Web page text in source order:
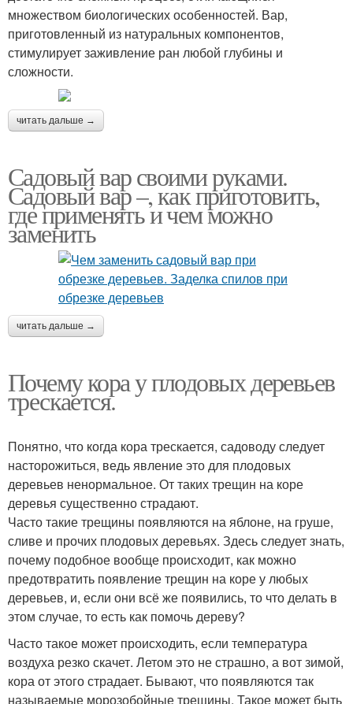
множеством биологических особенностей. Вар,
приготовленный из натуральных компонентов,
стимулирует заживление ран любой глубины и
сложности.
читать дальше →
Садовый вар своими руками.
Садовый вар –, как приготовить,
где применять и чем можно
заменить
читать дальше →
Почему кора у плодовых деревьев
трескается.
Понятно, что когда кора трескается, садоводу следует
насторожиться, ведь явление это для плодовых
деревьев ненормальное. От таких трещин на коре
деревья существенно страдают.
Часто такие трещины появляются на яблоне, на груше,
сливе и прочих плодовых деревьях. Здесь следует знать,
почему подобное вообще происходит, как можно
предотвратить появление трещин на коре у любых
деревьев, и, если они всё же появились, то что делать в
этом случае, то есть как помочь дереву?
Часто такое может происходить, если температура
воздуха резко скачет. Летом это не страшно, а вот зимой,
кора от этого страдает. Бывают, что появляются так
называемые морозобойные трещины. Такое может быть